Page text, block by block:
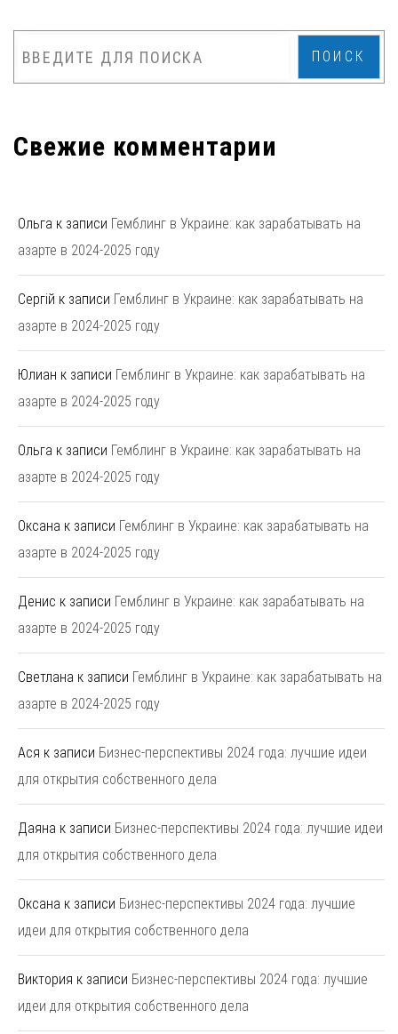
ПОИСК
Свежие комментарии
Ольга к записи Гемблинг в Украине: как зарабатывать на
азарте в 2024-2025 году
Сергій к записи Гемблинг в Украине: как зарабатывать на
азарте в 2024-2025 году
Юлиан к записи Гемблинг в Украине: как зарабатывать на
азарте в 2024-2025 году
Ольга к записи Гемблинг в Украине: как зарабатывать на
азарте в 2024-2025 году
Оксана к записи Гемблинг в Украине: как зарабатывать на
азарте в 2024-2025 году
Денис к записи Гемблинг в Украине: как зарабатывать на
азарте в 2024-2025 году
Светлана к записи Гемблинг в Украине: как зарабатывать на
азарте в 2024-2025 году
Ася к записи Бизнес-перспективы 2024 года: лучшие идеи
для открытия собственного дела
Даяна к записи Бизнес-перспективы 2024 года: лучшие идеи
для открытия собственного дела
Оксана к записи Бизнес-перспективы 2024 года: лучшие
идеи для открытия собственного дела
Виктория к записи Бизнес-перспективы 2024 года: лучшие
идеи для открытия собственного дела